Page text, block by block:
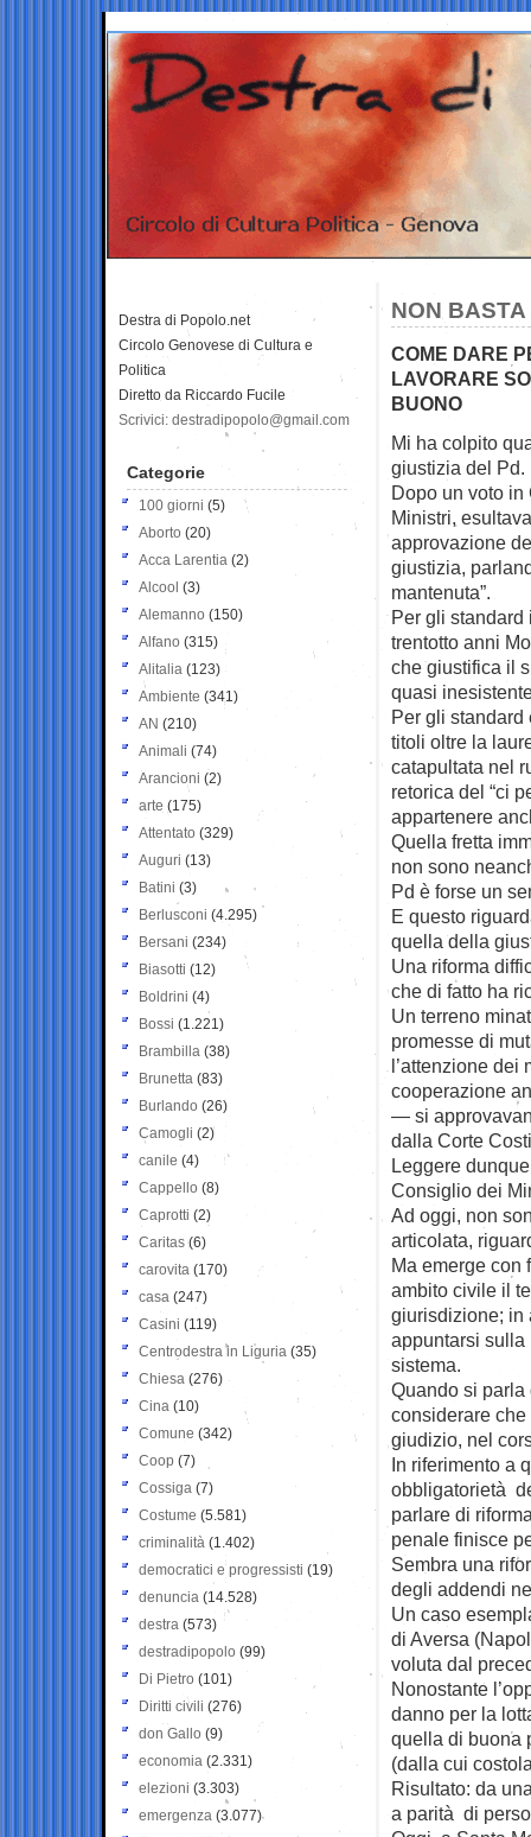
NON
COME DARE
LAVORARE
BUONO
Mi ha colpito
giustizia del Pd.
Dopo un voto
Ministri,
approvazione
giustizia,
mantenuta”.
Per gli
trentotto anni
che giustifica il
quasi
Per gli standard
titoli oltre la
catapultata nel
retorica del “ci
appartenere
Quella fretta
non sono
Pd è forse un
E questo
quella della
Una riforma
che di fatto ha
Un terreno
promesse di
l’attenzione
cooperazione
— si
dalla Corte
Leggere
Consiglio dei
Ad oggi, non
articolata,
Ma emerge con
ambito civile il
giurisdizione; in
appuntarsi sulla
sistema.
Quando si
considerare
giudizio, nel
In riferimento a
obbligatorietà
parlare di
penale finisce
Sembra una
degli addendi
Un caso
di Aversa
voluta dal
Nonostante
danno per la
quella di buona
(dalla cui
Risultato: da
a parità di
Destra di Popolo.net
Circolo Genovese di Cultura e
Politica
Diretto da Riccardo Fucile
Scrivici: destradipopolo@gmail.com
Categorie
100 giorni (5)
Aborto (20)
Acca Larentia (2)
Alcool (3)
Alemanno (150)
Alfano (315)
Alitalia (123)
Ambiente (341)
AN (210)
Animali (74)
Arancioni (2)
arte (175)
Attentato (329)
Auguri (13)
Batini (3)
Berlusconi (4.295)
Bersani (234)
Biasotti (12)
Boldrini (4)
Bossi (1.221)
Brambilla (38)
Brunetta (83)
Burlando (26)
Camogli (2)
canile (4)
Cappello (8)
Caprotti (2)
Caritas (6)
carovita (170)
casa (247)
Casini (119)
Centrodestra in Liguria (35)
Chiesa (276)
Cina (10)
Comune (342)
Coop (7)
Cossiga (7)
Costume (5.581)
criminalità (1.402)
democratici e progressisti (19)
denuncia (14.528)
destra (573)
destradipopolo (99)
Di Pietro (101)
Diritti civili (276)
don Gallo (9)
economia (2.331)
elezioni (3.303)
emergenza (3.077)